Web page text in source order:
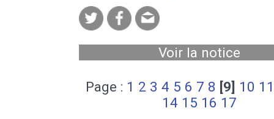
Voir la notice
Page : 1 2 3 4 5 6 7 8 [9] 10 11
14 15 16 17